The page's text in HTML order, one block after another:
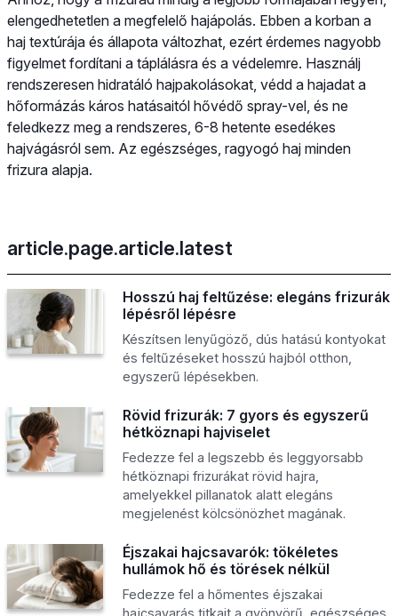
elengedhetetlen a megfelelő hajápolás. Ebben a korban a
haj textúrája és állapota változhat, ezért érdemes nagyobb
figyelmet fordítani a táplálásra és a védelemre. Használj
rendszeresen hidratáló hajpakolásokat, védd a hajadat a
hőformázás káros hatásaitól hővédő spray-vel, és ne
feledkezz meg a rendszeres, 6-8 hetente esedékes
hajvágásról sem. Az egészséges, ragyogó haj minden
frizura alapja.
article.page.article.latest
Hosszú haj feltűzése: elegáns frizurák
lépésről lépésre
Készítsen lenyűgöző, dús hatású kontyokat
és feltűzéseket hosszú hajból otthon,
egyszerű lépésekben.
Rövid frizurák: 7 gyors és egyszerű
hétköznapi hajviselet
Fedezze fel a legszebb és leggyorsabb
hétköznapi frizurákat rövid hajra,
amelyekkel pillanatok alatt elegáns
megjelenést kölcsönözhet magának.
Éjszakai hajcsavarók: tökéletes
hullámok hő és törések nélkül
Fedezze fel a hőmentes éjszakai
hajcsavarás titkait a gyönyörű, egészséges